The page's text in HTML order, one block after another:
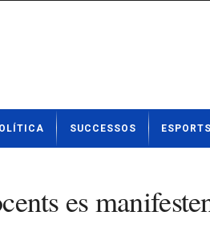
SUCCESSOS ESPORTS
es